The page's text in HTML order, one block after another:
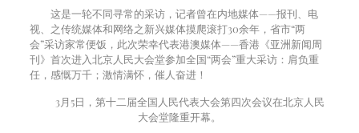
这是一轮不同寻常的采访，记者曾在内地媒体——报刊、电
视、之传统媒体和网络之新兴媒体摸爬滚打30余年，省市“两
会”采访家常便饭，此次荣幸代表港澳媒体——香港《亚洲新闻周
刊》首次进入北京人民大会堂参加全国“两会”重大采访：肩负重
任，感慨万千；激情满怀，催人奋进！
3月 5日，第十二届全国人民代表大会第四次会议在北京人民
大会堂隆重开幕。